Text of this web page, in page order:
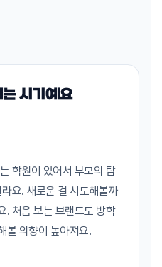
시기예요
학원이 있어서 부모의 탐
요. 새로운 걸 시도해볼까
. 처음 보는 브랜드도 방학
볼 의향이 높아져요.